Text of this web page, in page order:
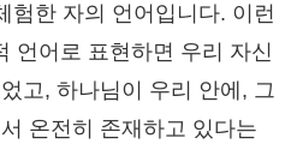
험한 자의 언어입니다. 이런
언어로 표현하면 우리 자신
고, 하나님이 우리 안에, 그
온전히 존재하고 있다는